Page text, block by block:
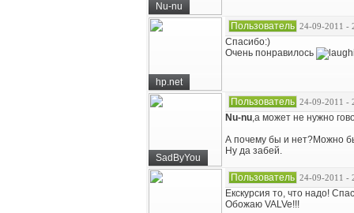
Nu-nu
hp.net
Пользователь 24-09-2011 -
Спасибо:)
Очень понравилось
SadByYou
Пользователь 24-09-2011 -
Nu-nu,а может не нужно
А почему бы и нет?Можно
Ну да забей.
Пользователь 24-09-2011 -
Екскурсия то, что надо!
Обожаю VALVe!!!